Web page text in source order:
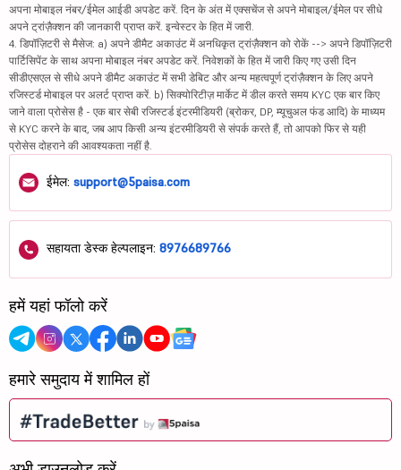
अपना मोबाइल नंबर/ईमेल आईडी अपडेट करें. दिन के अंत में एक्सचेंज से अपने मोबाइल/ईमेल पर सीधे
अपने ट्रांज़ैक्शन की जानकारी प्राप्त करें. इन्वेस्टर के हित में जारी.
4. डिपॉज़िटरी से मैसेज: a) अपने डीमैट अकाउंट में अनधिकृत ट्रांज़ैक्शन को रोकें --> अपने डिपॉज़िटरी
पार्टिसिपेंट के साथ अपना मोबाइल नंबर अपडेट करें. निवेशकों के हित में जारी किए गए उसी दिन
सीडीएसएल से सीधे अपने डीमैट अकाउंट में सभी डेबिट और अन्य महत्वपूर्ण ट्रांज़ैक्शन के लिए अपने
रजिस्टर्ड मोबाइल पर अलर्ट प्राप्त करें. b) सिक्योरिटीज़ मार्केट में डील करते समय KYC एक बार किए
जाने वाला प्रोसेस है - एक बार सेबी रजिस्टर्ड इंटरमीडियरी (ब्रोकर, DP, म्यूचुअल फंड आदि) के माध्यम
से KYC करने के बाद, जब आप किसी अन्य इंटरमीडियरी से संपर्क करते हैं, तो आपको फिर से यही
प्रोसेस दोहराने की आवश्यकता नहीं है.
ईमेल: support@5paisa.com
सहायता डेस्क हेल्पलाइन: 8976689766
हमें यहां फॉलो करें
हमारे समुदाय में शामिल हों